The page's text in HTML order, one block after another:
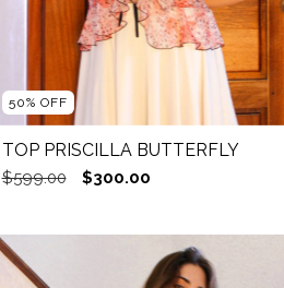
50% OFF
TOP PRISCILLA BUTTERFLY
$599.00 $300.00